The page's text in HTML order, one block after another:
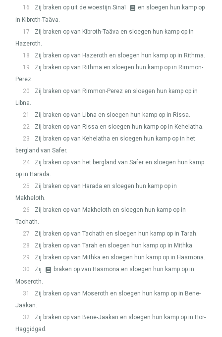
16
Zij braken op uit de woestijn Sinaï
en sloegen hun kamp op
in Kibroth-Taäva.
17
Zij braken op van Kibroth-Taäva en sloegen hun kamp op in
Hazeroth.
18
Zij braken op van Hazeroth en sloegen hun kamp op in Rithma.
19
Zij braken op van Rithma en sloegen hun kamp op in Rimmon-
Perez.
20
Zij braken op van Rimmon-Perez en sloegen hun kamp op in
Libna.
21
Zij braken op van Libna en sloegen hun kamp op in Rissa.
22
Zij braken op van Rissa en sloegen hun kamp op in Kehelatha.
23
Zij braken op van Kehelatha en sloegen hun kamp op in het
bergland van Safer.
24
Zij braken op van het bergland van Safer en sloegen hun kamp
op in Harada.
25
Zij braken op van Harada en sloegen hun kamp op in
Makheloth.
26
Zij braken op van Makheloth en sloegen hun kamp op in
Tachath.
27
Zij braken op van Tachath en sloegen hun kamp op in Tarah.
28
Zij braken op van Tarah en sloegen hun kamp op in Mithka.
29
Zij braken op van Mithka en sloegen hun kamp op in Hasmona.
30
Zij
braken op van Hasmona en sloegen hun kamp op in
Moseroth.
31
Zij braken op van Moseroth en sloegen hun kamp op in Bene-
Jaäkan.
32
Zij braken op van Bene-Jaäkan en sloegen hun kamp op in Hor-
Haggidgad.